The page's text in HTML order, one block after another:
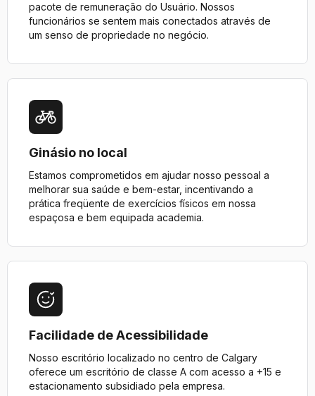
pacote de remuneração do Usuário. Nossos
funcionários se sentem mais conectados através de
um senso de propriedade no negócio.
Ginásio no local
Estamos comprometidos em ajudar nosso pessoal a
melhorar sua saúde e bem-estar, incentivando a
prática freqüente de exercícios físicos em nossa
espaçosa e bem equipada academia.
Facilidade de Acessibilidade
Nosso escritório localizado no centro de Calgary
oferece um escritório de classe A com acesso a +15 e
estacionamento subsidiado pela empresa.